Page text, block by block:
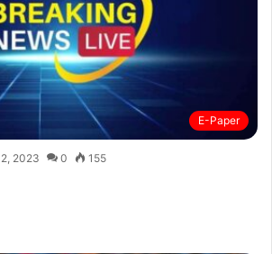
E-Paper
2023 0 155